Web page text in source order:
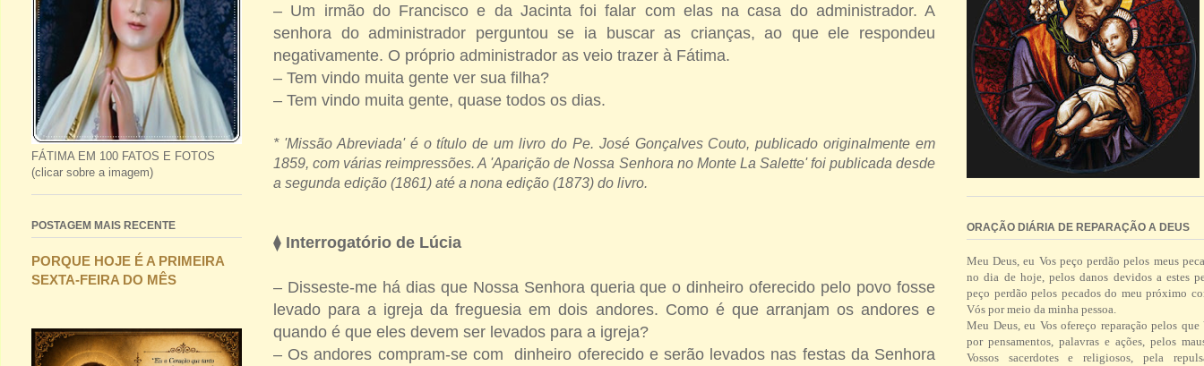
– Um irmão do Francisco e da Jacinta foi falar com elas na casa do administrador. A
senhora do administrador perguntou se ia buscar as crianças, ao que ele respondeu
negativamente. O próprio administrador as veio trazer à Fátima.
– Tem vindo muita gente ver sua filha?
– Tem vindo muita gente, quase todos os dias.
* 'Missão Abreviada' é o título de um livro do Pe. José Gonçalves Couto, publicado originalmente em
1859, com várias reimpressões. A 'Aparição de Nossa Senhora no Monte La Salette' foi publicada desde
a segunda edição (1861) até a nona edição (1873) do livro.
⧫ Interrogatório de Lúcia
– Disseste-me há dias que Nossa Senhora queria que o dinheiro oferecido pelo povo fosse
levado para a igreja da freguesia em dois andores. Como é que arranjam os andores e
quando é que eles devem ser levados para a igreja?
– Os andores compram-se com dinheiro oferecido e serão levados nas festas da Senhora
FÁTIMA EM 100 FATOS E FOTOS
(clicar sobre a imagem)
POSTAGEM MAIS RECENTE
PORQUE HOJE É A PRIMEIRA
SEXTA-FEIRA DO MÊS
ORAÇÃO DIÁRIA DE REPARAÇÃO A DEUS
Meu Deus, eu Vos peço perdão pelos meus
no dia de hoje, pelos danos devidos a estes
peço perdão pelos pecados do meu próximo
Vós por meio da minha pessoa.
Meu Deus, eu Vos ofereço reparação pelos que
por pensamentos, palavras e ações, pelos
Vossos sacerdotes e religiosos, pela